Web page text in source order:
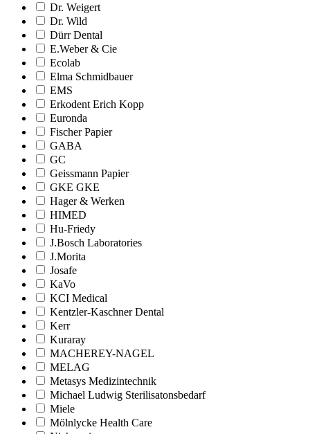
Dr. Weigert
Dr. Wild
Dürr Dental
E.Weber & Cie
Ecolab
Elma Schmidbauer
EMS
Erkodent Erich Kopp
Euronda
Fischer Papier
GABA
GC
Geissmann Papier
GKE GKE
Hager & Werken
HIMED
Hu-Friedy
J.Bosch Laboratories
J.Morita
Josafe
KaVo
KCI Medical
Kentzler-Kaschner Dental
Kerr
Kuraray
MACHEREY-NAGEL
MELAG
Metasys Medizintechnik
Michael Ludwig Sterilisatonsbedarf
Miele
Mölnlycke Health Care